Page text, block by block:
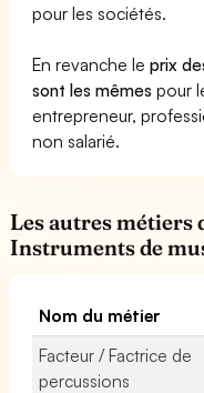
pour les sociétés.
En revanche leprix
sont les mêmes pour
entrepreneur,
non salarié.
Les autres métiers
Instruments de
Nom du métier
Facteur / Factrice de
percussions